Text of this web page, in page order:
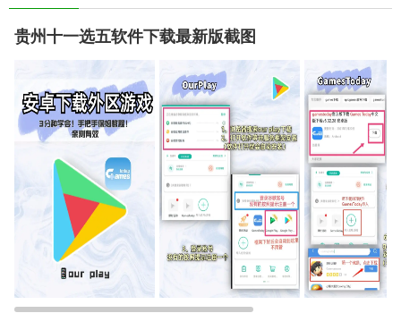
贵州十一选五软件下载最新版截图